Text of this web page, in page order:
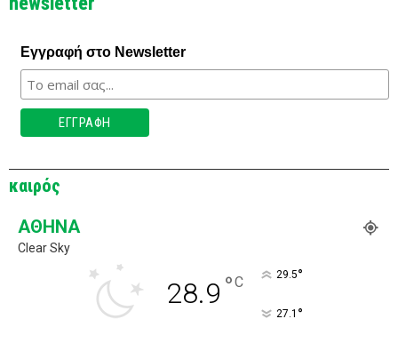
Εγγραφή στο Newsletter
καιρός
ΑΘΉΝΑ
Clear Sky
28.9 °C 29.5°
27.1 °